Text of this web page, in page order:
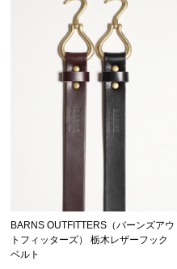
BARNS OUTFITTERS（バーンズアウ
トフィッターズ） 栃木レザーフック
ベルト